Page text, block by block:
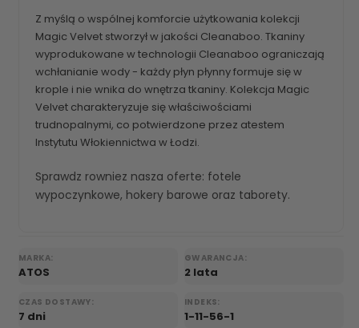
Z myślą o wspólnej komforcie użytkowania kolekcji
Magic Velvet stworzył w jakości Cleanaboo. Tkaniny
wyprodukowane w technologii Cleanaboo ograniczają
wchłanianie wody - każdy płyn płynny formuje się w
krople i nie wnika do wnętrza tkaniny. Kolekcja Magic
Velvet charakteryzuje się właściwościami
trudnopalnymi, co potwierdzone przez atestem
Instytutu Włokiennictwa w Łodzi.
Sprawdz rowniez nasza oferte: fotele
wypoczynkowe, hokery barowe oraz taborety.
MARKA:
ATOS
GWARANCJA:
2 lata
CZAS DOSTAWY:
7 dni
INDEKS:
1-11-56-1